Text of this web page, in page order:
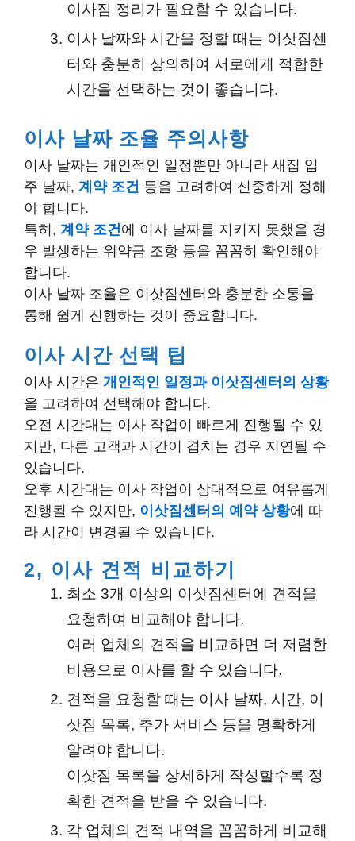
이사짐 정리가 필요할 수 있습니다.
이사 날짜와 시간을 정할 때는 이삿짐센
터와 충분히 상의하여 서로에게 적합한
시간을 선택하는 것이 좋습니다.
이사 날짜 조율 주의사항
이사 날짜는 개인적인 일정뿐만 아니라 새집 입
주 날짜, 계약 조건 등을 고려하여 신중하게 정해
야 합니다.
특히, 계약 조건에 이사 날짜를 지키지 못했을 경
우 발생하는 위약금 조항 등을 꼼꼼히 확인해야
합니다.
이사 날짜 조율은 이삿짐센터와 충분한 소통을
통해 쉽게 진행하는 것이 중요합니다.
이사 시간 선택 팁
이사 시간은 개인적인 일정과 이삿짐센터의 상황
을 고려하여 선택해야 합니다.
오전 시간대는 이사 작업이 빠르게 진행될 수 있
지만, 다른 고객과 시간이 겹치는 경우 지연될 수
있습니다.
오후 시간대는 이사 작업이 상대적으로 여유롭게
진행될 수 있지만, 이삿짐센터의 예약 상황에 따
라 시간이 변경될 수 있습니다.
2, 이사 견적 비교하기
최소 3개 이상의 이삿짐센터에 견적을
요청하여 비교해야 합니다.
여러 업체의 견적을 비교하면 더 저렴한
비용으로 이사를 할 수 있습니다.
견적을 요청할 때는 이사 날짜, 시간, 이
삿짐 목록, 추가 서비스 등을 명확하게
알려야 합니다.
이삿짐 목록을 상세하게 작성할수록 정
확한 견적을 받을 수 있습니다.
각 업체의 견적 내역을 꼼꼼하게 비교해